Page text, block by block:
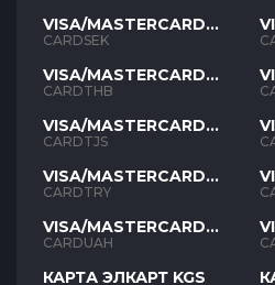
VISA/MASTERCARD
SEK
CARDSEK
VISA/MASTERCARD
THB
CARDTHB
VISA/MASTERCARD
TJS
CARDTJS
VISA/MASTERCARD
TYR
CARDTRY
VISA/MASTERCARD
UAH
CARDUAH
КАРТА ЭЛКАРТ KGS